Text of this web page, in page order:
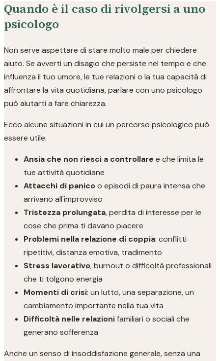
Quando è il caso di rivolgersi a uno
psicologo
Non serve aspettare di stare molto male per chiedere
aiuto. Se avverti un disagio che persiste nel tempo e che
influenza il tuo umore, le tue relazioni o la tua capacità di
affrontare la vita quotidiana, parlare con uno psicologo
può aiutarti a fare chiarezza.
Ecco alcune situazioni in cui un percorso psicologico può
essere utile:
Ansia che non riesci a controllare e che limita le
tue attività quotidiane
Attacchi di panicoo episodi di paura intensa che
arrivano all'improvviso
Tristezza prolungata, perdita di interesse per le
cose che prima ti davano piacere
Problemi nella relazione di coppia: conflitti
ripetitivi, distanza emotiva, tradimento
Stress lavorativo, burnout o difficoltà professionali
che ti tolgono energia
Momenti di crisi: un lutto, una separazione, un
cambiamento importante nella tua vita
Difficoltà nelle relazionifamiliari o sociali che
generano sofferenza
Anche un senso di insoddisfazione generale, senza una